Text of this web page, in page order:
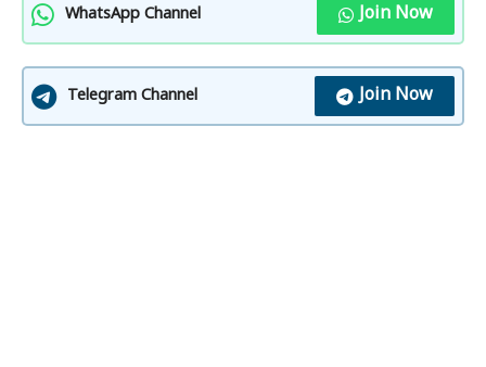
WhatsApp Channel Join Now
Telegram Channel Join Now